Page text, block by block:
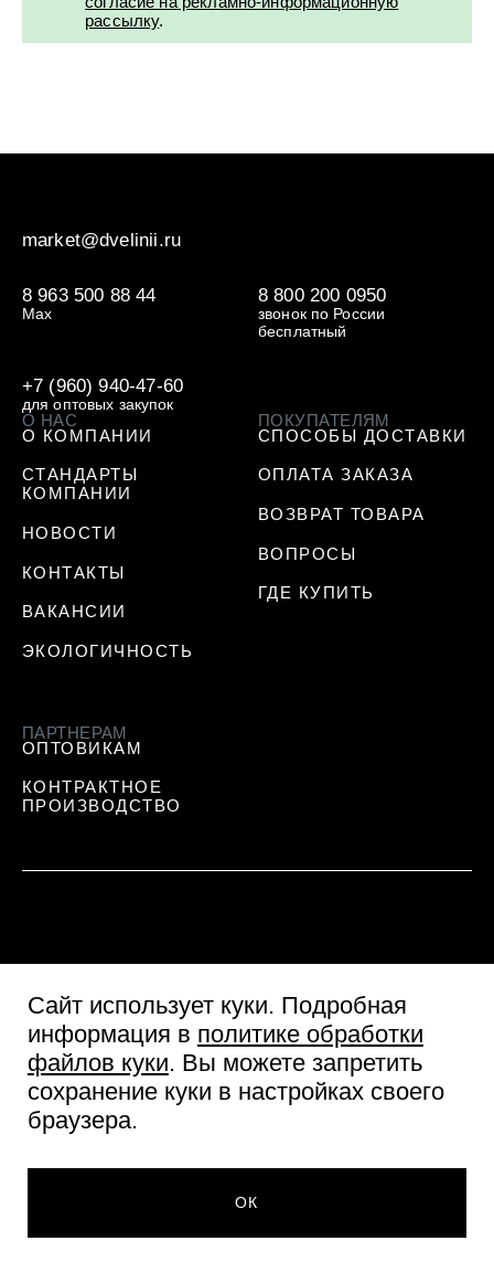
рассылку.
market@dvelinii.ru
8 800 200 0950
звонок по России
бесплатный
8 963 500 88 44
Max
+7 (960) 940-47-60
для оптовых закупок
О НАС
О КОМПАНИИ
СТАНДАРТЫ
КОМПАНИИ
НОВОСТИ
КОНТАКТЫ
ВАКАНСИИ
ЭКОЛОГИЧНОСТЬ
ПОКУПАТЕЛЯМ
СПОСОБЫ ДОСТАВКИ
ОПЛАТА ЗАКАЗА
ВОЗВРАТ ТОВАРА
ВОПРОСЫ
ГДЕ КУПИТЬ
ПАРТНЕРАМ
ОПТОВИКАМ
КОНТРАКТНОЕ
ПРОИЗВОДСТВО
Пользовательское соглашение
Политика обработки персональных данных
© Две линии 2026
Сайт использует куки. Подробная
информация в политике обработки
файлов куки. Вы можете запретить
сохранение куки в настройках своего
браузера.
ОК